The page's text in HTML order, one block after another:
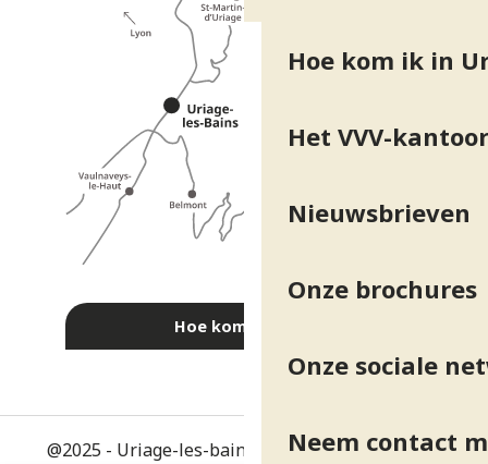
Hoe kom ik in
Het VVV-kantoor
Nieuwsbrieven
Onze brochures
Onze sociale
Neem contact
Hoe kom ik daar?
@2025 - Uriage-les-bains Juridische informatie-